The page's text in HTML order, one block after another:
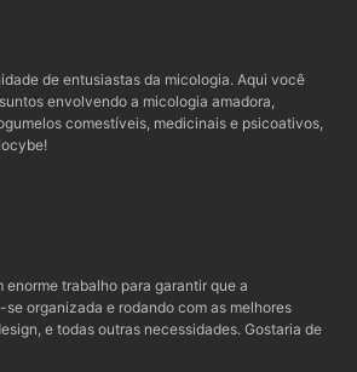
de entusiastas da micologia. Aqui você
envolvendo a micologia amadora,
comestíveis, medicinais e psicoativos,
enorme trabalho para garantir que a
organizada e rodando com as melhores
e todas outras necessidades. Gostaria de